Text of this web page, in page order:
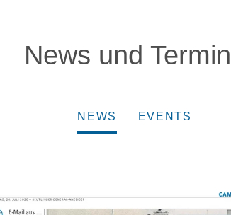
News und
NEWS EVENTS